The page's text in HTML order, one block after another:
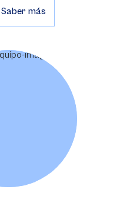
Saber más